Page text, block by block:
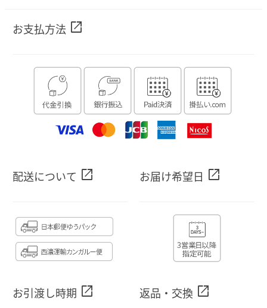
お支払方法 open_in_new
配送について open_in_new お届け希望日 open_in_new
お引渡し時期 open_in_new 返品・交換 open_in_new